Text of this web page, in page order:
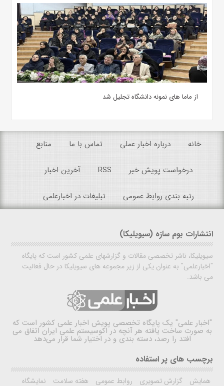
از ماما های نمونه دانشگاه تجلیل شد
خانه درباره اخبار عملی تماس با ما منابع
درخواست پویش خبر RSS آخرین اخبار
رتبه بندی روابط عمومی تبلیغات در اخبارعلمی
انتشارات بوم سازه (سیویلیکا)
سیویلیکا، ناشر تخصصی مقالات و گزارشهای علمی کشور است که پایگاه
"اخبارعلمی" به عنوان یکی از زیر مجموعه های سیویلیکا در حال فعالیت
می باشد.
"اخبار علمی" یک پایگاه تخصصی پویش اخبار علمی کشور است که
به صورت ساخت یافته هر آنچه در اکوسیستم علمی ایران اتفاق می
افتد را رصد، دسته بندی و در اختیار شما قرار می‌دهد
برچسب های پر استفاده
همایش گزارش تصویری روابط عمومی هفته سلامت نمایشگاه